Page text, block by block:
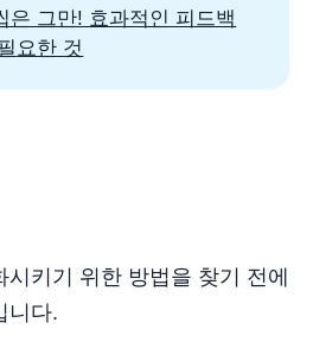
은 그만! 효과적인 피드백
요한 것
시키기 위한 방법을 찾기 전에
니다.